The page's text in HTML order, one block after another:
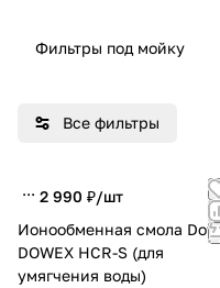
Фильтры под мойку
Все фильтры
2 990 ₽/шт
Ионообменная смола Dow
DOWEX HCR-S (для
умягчения воды)